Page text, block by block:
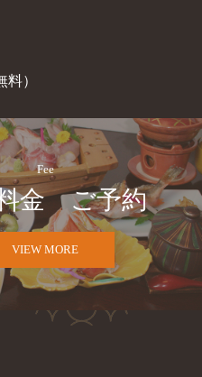
）
Fee
金　ご予約
VIEW MORE